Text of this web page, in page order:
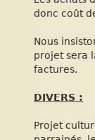
donc coût
Nous
projet sera
factures.
DIVERS :
Projet